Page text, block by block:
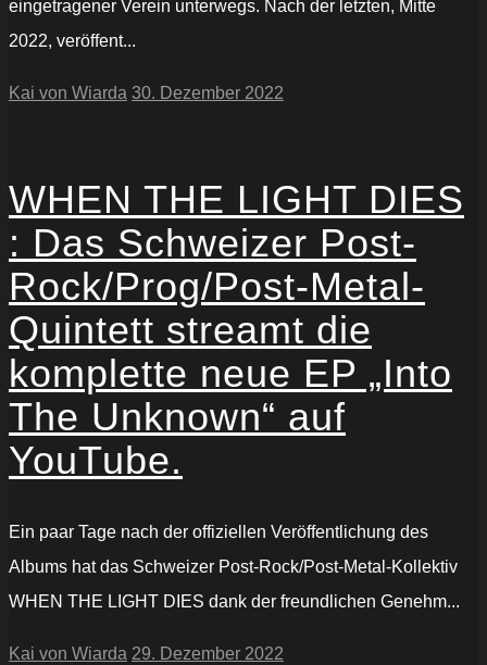
eingetragener Verein unterwegs. Nach der letzten, Mitte
2022, veröffent...
Kai von Wiarda 30. Dezember 2022
WHEN THE LIGHT DIES
: Das Schweizer Post-
Rock/Prog/Post-Metal-
Quintett streamt die
komplette neue EP „Into
The Unknown“ auf
YouTube.
Ein paar Tage nach der offiziellen Veröffentlichung des
Albums hat das Schweizer Post-Rock/Post-Metal-Kollektiv
WHEN THE LIGHT DIES dank der freundlichen Genehm...
Kai von Wiarda 29. Dezember 2022